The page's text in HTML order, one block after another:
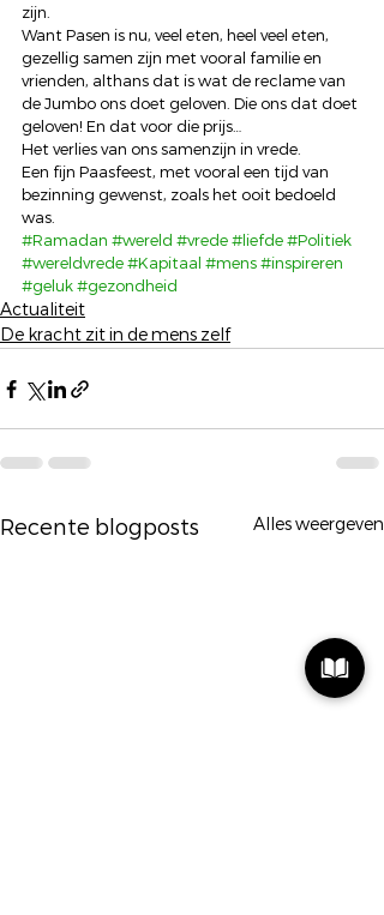
zijn.
Want Pasen is nu, veel eten, heel veel eten,
gezellig samen zijn met vooral familie en
vrienden, althans dat is wat de reclame van
de Jumbo ons doet geloven. Die ons dat doet
geloven! En dat voor die prijs…
Het verlies van ons samenzijn in vrede.
Een fijn Paasfeest, met vooral een tijd van
bezinning gewenst, zoals het ooit bedoeld
was.
#Ramadan #wereld #vrede#liefde#Politiek
#wereldvrede#Kapitaal #mens#inspireren
#geluk#gezondheid
Actualiteit
De kracht zit in de mens zelf
Recente blogposts Alles weergeven